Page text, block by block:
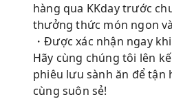
hàng qua KKday trước
thưởng thức món ngon
・Được xác nhận ngay
Hãy cùng chúng tôi lên
phiêu lưu sành ăn để
cùng suôn sẻ!